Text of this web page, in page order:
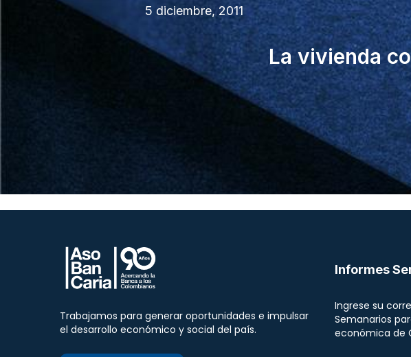
5 diciembre, 2011
La vivienda
Trabajamos para generar oportunidades e impulsar
el desarrollo económico y social del país.
Informes
Ingrese su
Semanarios
económica de